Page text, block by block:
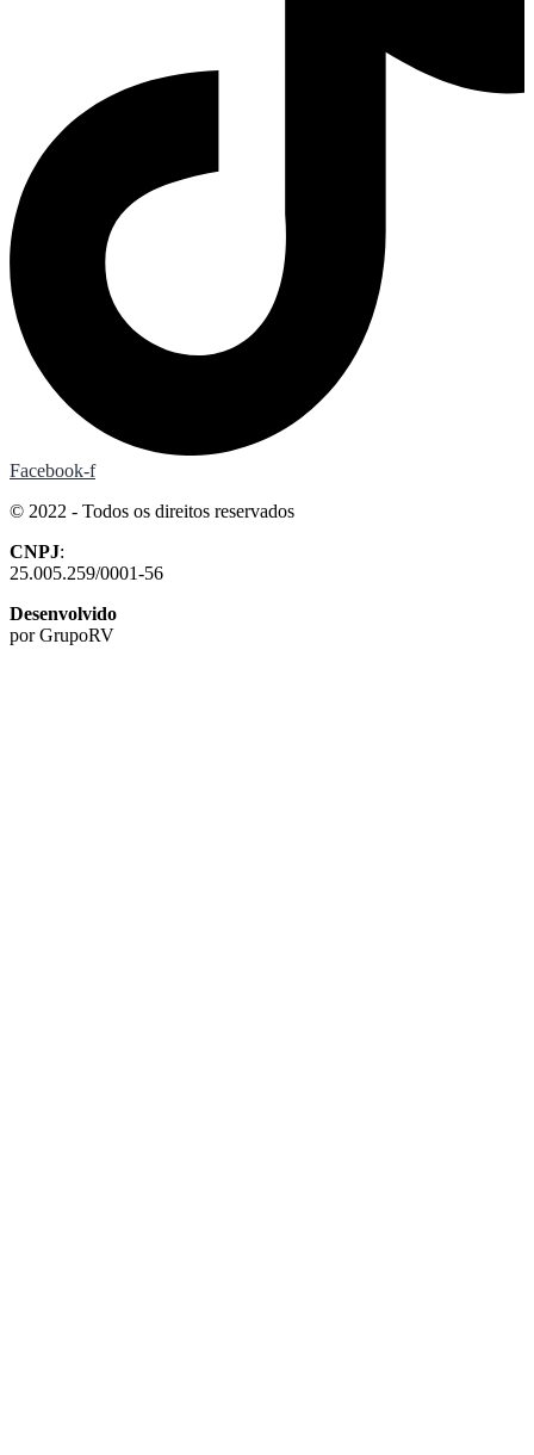
Facebook-f
© 2022 - Todos os direitos reservados
CNPJ:
25.005.259/0001-56
Desenvolvido
por GrupoRV